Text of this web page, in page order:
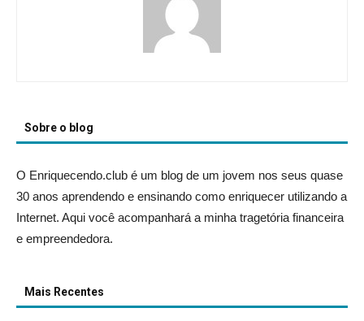
Sobre o blog
O Enriquecendo.club é um blog de um jovem nos seus quase
30 anos aprendendo e ensinando como enriquecer utilizando a
Internet. Aqui você acompanhará a minha tragetória financeira
e empreendedora.
Mais Recentes